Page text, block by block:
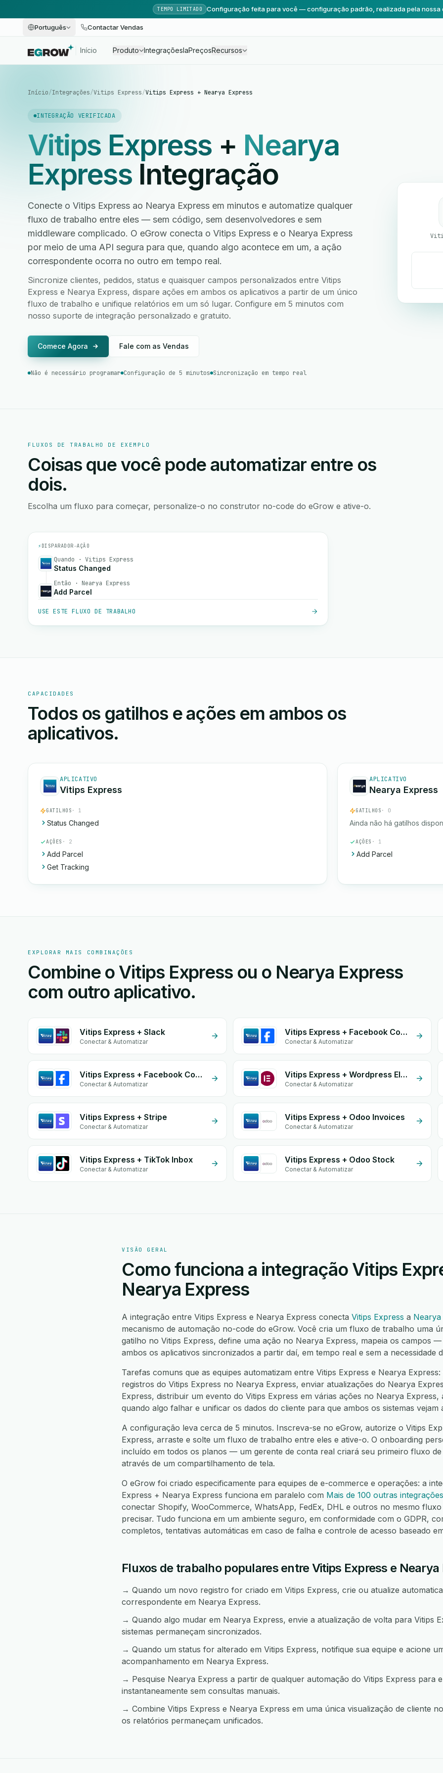
TEMPO LIMITADO Configuração feita para você — configuração padrão, realizada pela nossa
Português Contactar Vendas
Início Produto IntegraçõesIaPreçosRecursos
Início/Integrações/Vitips Express/Vitips Express + Nearya Express
INTEGRAÇÃO VERIFICADA
Vitips Express + Nearya
ExpressIntegração
Conecte o Vitips Express ao Nearya Express em minutos e automatize qualquer
fluxo de trabalho entre eles — sem código, sem desenvolvedores e sem
middleware complicado. O eGrow conecta o Vitips Express e o Nearya Express
por meio de uma API segura para que, quando algo acontece em um, a ação
correspondente ocorra no outro em tempo real.
Sincronize clientes, pedidos, status e quaisquer campos personalizados entre Vitips
Express e Nearya Express, dispare ações em ambos os aplicativos a partir de um único
fluxo de trabalho e unifique relatórios em um só lugar. Configure em 5 minutos com
nosso suporte de integração personalizado e gratuito.
Comece Agora Fale com as Vendas
Não é necessário programar Configuração de 5 minutos Sincronização em tempo real
FLUXOS DE TRABALHO DE EXEMPLO
Coisas que você pode automatizar entre os
dois.
Escolha um fluxo para começar, personalize-o no construtor no-code do eGrow e ative-o.
⚡ DISPARADOR→AÇÃO
Quando · Vitips Express
Status Changed
Então · Nearya Express
Add Parcel
USE ESTE FLUXO DE TRABALHO
CAPACIDADES
Todos os gatilhos e ações em ambos os
aplicativos.
APLICATIVO
Vitips Express
GATILHOS · 1
Status Changed
AÇÕES · 2
Add Parcel
Get Tracking
APLICATIVO
Nearya Express
GATILHOS · 0
Ainda não há gatilhos
AÇÕES · 1
Add Parcel
EXPLORAR MAIS COMBINAÇÕES
Combine o Vitips Express ou o Nearya Express
com outro aplicativo.
Vitips Express + Slack
Conectar & Automatizar
Vitips Express + Facebook Commerce
Conectar & Automatizar
Vitips Express + Facebook Comments
Conectar & Automatizar
Vitips Express + Wordpress Elementor
Conectar & Automatizar
Vitips Express + Stripe
Conectar & Automatizar
Vitips Express + Odoo Invoices
Conectar & Automatizar
Vitips Express + TikTok Inbox
Conectar & Automatizar
Vitips Express + Odoo Stock
Conectar & Automatizar
VISÃO GERAL
Como funciona a integração Vitips
Nearya Express
A integração entre Vitips Express e Nearya Express conecta Vitips Express a Nearya
mecanismo de automação no-code do eGrow. Você cria um fluxo de trabalho uma
gatilho no Vitips Express, define uma ação no Nearya Express, mapeia os campos
ambos os aplicativos sincronizados a partir daí, em tempo real e sem a necessidade
Tarefas comuns que as equipes automatizam entre Vitips Express e Nearya
registros do Vitips Express no Nearya Express, enviar atualizações do Nearya
Express, distribuir um evento do Vitips Express em várias ações no Nearya
quando algo falhar e unificar os dados do cliente para que ambos os sistemas vejam
A configuração leva cerca de 5 minutos. Inscreva-se no eGrow, autorize o Vitips
Express, arraste e solte um fluxo de trabalho entre eles e ative-o. O onboarding
incluído em todos os planos — um gerente de conta real criará seu primeiro fluxo
através de um compartilhamento de tela.
O eGrow foi criado especificamente para equipes de e-commerce e operações: a
Express + Nearya Express funciona em paralelo com Mais de 100 outras integrações
conectar Shopify, WooCommerce, WhatsApp, FedEx, DHL e outros no mesmo
precisar. Tudo funciona em um ambiente seguro, em conformidade com o GDPR,
completos, tentativas automáticas em caso de falha e controle de acesso baseado
Fluxos de trabalho populares entre Vitips Express e Nearya
→ Quando um novo registro for criado em Vitips Express, crie ou atualize
correspondente em Nearya Express.
→ Quando algo mudar em Nearya Express, envie a atualização de volta para Vitips
sistemas permaneçam sincronizados.
→ Quando um status for alterado em Vitips Express, notifique sua equipe e acione
acompanhamento em Nearya Express.
→ Pesquise Nearya Express a partir de qualquer automação do Vitips Express para
instantaneamente sem consultas manuais.
→ Combine Vitips Express e Nearya Express em uma única visualização de cliente
os relatórios permaneçam unificados.